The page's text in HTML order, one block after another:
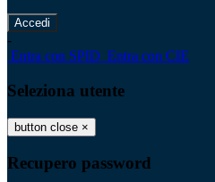
-
Entra con SPID Entra con CIE
Seleziona utente
button close ×
Recupero password